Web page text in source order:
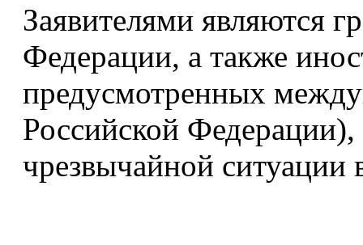
Заявителями являются
Федерации, а также
предусмотренных
Российской Федерации),
чрезвычайной ситуации